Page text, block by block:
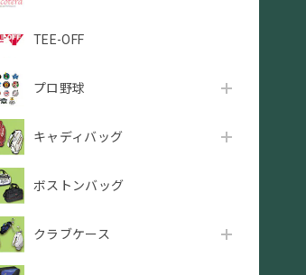
TEE-OFF
プロ野球
キャディバッグ
ボストンバッグ
クラブケース